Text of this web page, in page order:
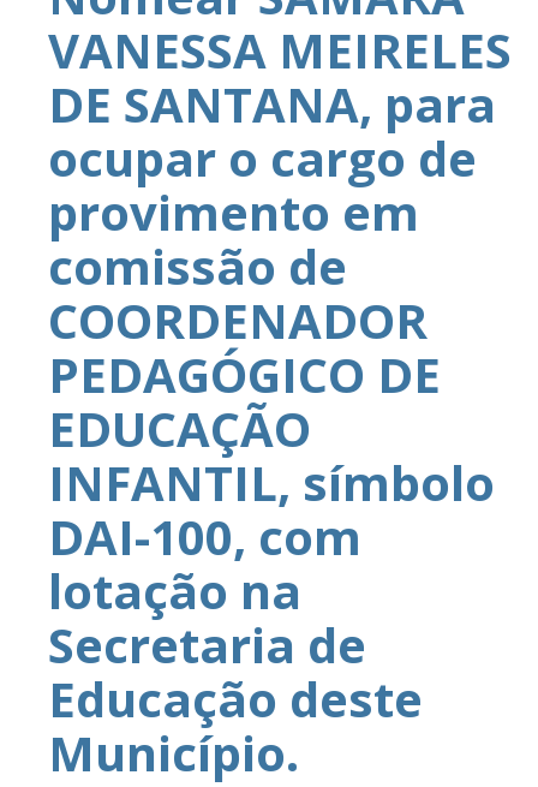
VANESSA MEIRELES
DE SANTANA, para
ocupar o cargo de
provimento em
comissão de
COORDENADOR
PEDAGÓGICO DE
EDUCAÇÃO
INFANTIL, símbolo
DAI-100, com
lotação na
Secretaria de
Educação deste
Município.